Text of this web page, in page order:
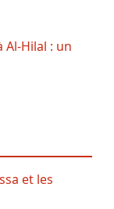
Hilal : un
et les